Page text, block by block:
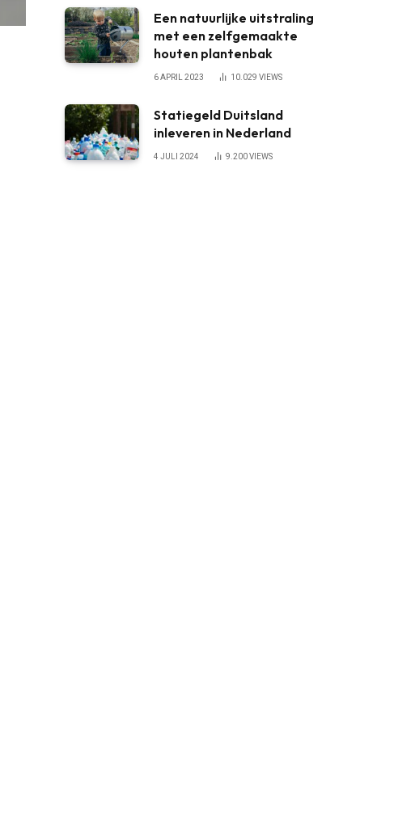
Een natuurlijke uitstraling
met een zelfgemaakte
houten plantenbak
6 APRIL 2023 10.029 VIEWS
Statiegeld Duitsland
inleveren in Nederland
4 JULI 2024 9.200VIEWS